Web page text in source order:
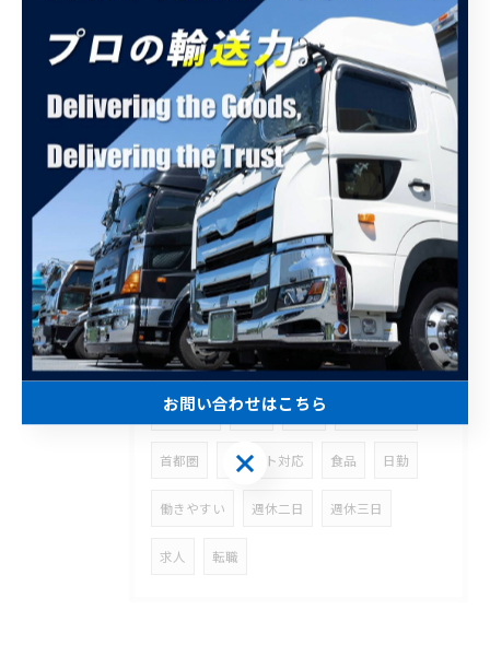
2026/03/22
運転免許更新事情
2026/03/12
タグ TAGS
軽油 給油 ゴールド免許
運転免許 埼玉 運送
首都圏 スポット対応 食品 日勤
働きやすい 週休二日 週休三日
求人 転職
お問い合わせはこちら
お問い合わせはこちら